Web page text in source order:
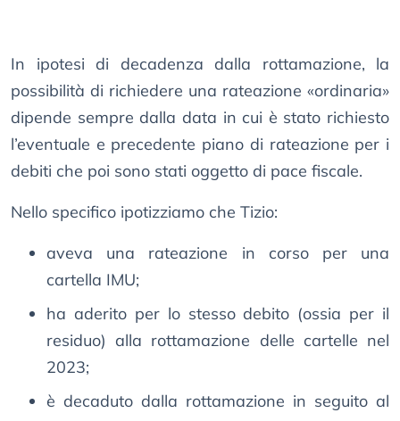
In ipotesi di decadenza dalla rottamazione, la
possibilità di richiedere una rateazione «ordinaria»
dipende sempre dalla data in cui è stato richiesto
l’eventuale e precedente piano di rateazione per i
debiti che poi sono stati oggetto di pace fiscale.
Nello specifico ipotizziamo che Tizio:
aveva una rateazione in corso per una
cartella IMU;
ha aderito per lo stesso debito (ossia per il
residuo) alla rottamazione delle cartelle nel
2023;
è decaduto dalla rottamazione in seguito al